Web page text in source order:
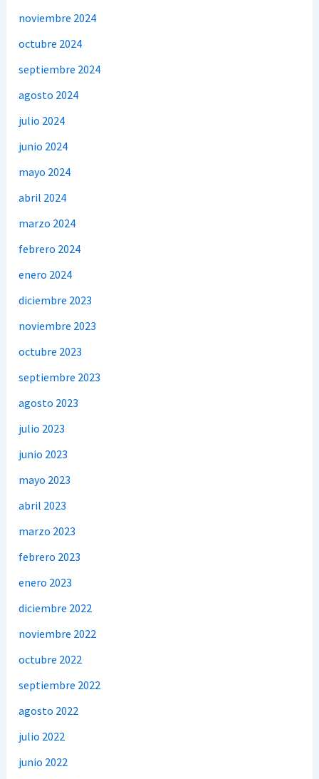
noviembre 2024
octubre 2024
septiembre 2024
agosto 2024
julio 2024
junio 2024
mayo 2024
abril 2024
marzo 2024
febrero 2024
enero 2024
diciembre 2023
noviembre 2023
octubre 2023
septiembre 2023
agosto 2023
julio 2023
junio 2023
mayo 2023
abril 2023
marzo 2023
febrero 2023
enero 2023
diciembre 2022
noviembre 2022
octubre 2022
septiembre 2022
agosto 2022
julio 2022
junio 2022